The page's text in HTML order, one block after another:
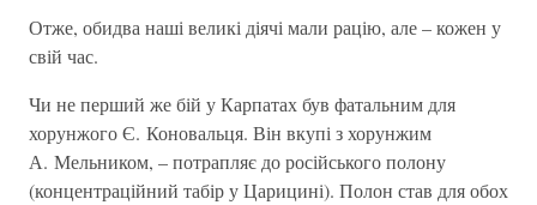
Отже, обидва наші великі діячі мали рацію, але – кожен у
свій час.
Чи не перший же бій у Карпатах був фатальним для
хорунжого Є. Коновальця. Він вкупі з хорунжим
А. Мельником, – потрапляє до російського полону
(концентраційний табір у Царицині). Полон став для обох